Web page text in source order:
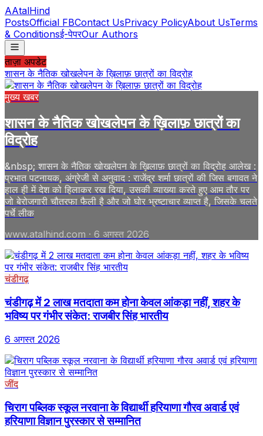
AAtalHind
PostsOfficial FBContact UsPrivacy PolicyAbout UsTerms
& Conditionsई-पेपरOur Authors
ताज़ा अपडेट
शासन के नैतिक खोखलेपन के ख़िलाफ़ छात्रों का विद्रोह
मुख्य खबर
शासन के नैतिक खोखलेपन के ख़िलाफ़ छात्रों का
विद्रोह
&nbsp; शासन के नैतिक खोखलेपन के ख़िलाफ़ छात्रों का विद्रोह आलेख :
प्रभात पटनायक, अंग्रेजी से अनुवाद : राजेंद्र शर्मा छात्रों की जिस बगावत ने
हाल ही में देश को हिलाकर रख दिया, उसकी व्याख्या करते हुए आम तौर पर
जो बेरोजगारी चौतरफा फैली है और जो घोर भ्रष्टाचार व्याप्त है, जिसके चलते
पर्चे लीक
www.atalhind.com · 6 अगस्त 2026
चंडीगढ़
चंडीगढ़ में 2 लाख मतदाता कम होना केवल आंकड़ा नहीं, शहर के
भविष्य पर गंभीर संकेत: राजबीर सिंह भारतीय
6 अगस्त 2026
जींद
चिराग पब्लिक स्कूल नरवाना के विद्यार्थी हरियाणा गौरव अवार्ड एवं
हरियाणा विज्ञान पुरस्कार से सम्मानित